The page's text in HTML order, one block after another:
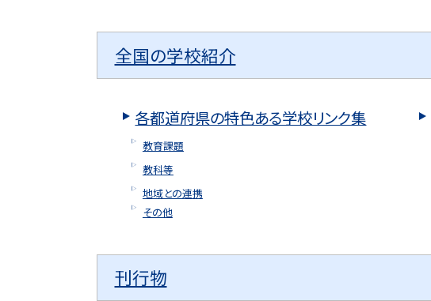
全国の学校紹介
各都道府県の特色ある学校リンク集
教育課題
教科等
地域との連携
その他
刊行物